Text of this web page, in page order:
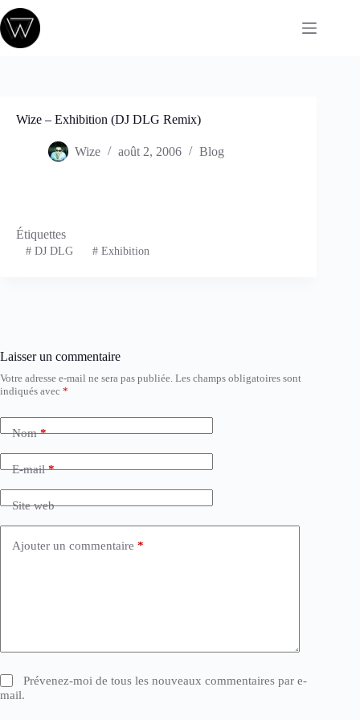
Passer
au
contenu
Wize – Exhibition (DJ DLG Remix)
Wize août 2, 2006 Blog
Étiquettes
#DJ DLG #Exhibition
Laisser un commentaire
Votre adresse e-mail ne sera pas publiée. Les champs obligatoires sont
indiqués avec *
Nom*
E-mail*
Site web
Ajouter un commentaire *
Prévenez-moi de tous les nouveaux commentaires par e-
mail.